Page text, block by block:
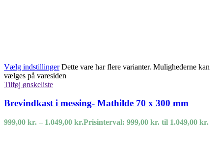
Vælg indstillinger Dette vare har flere varianter. Mulighederne kan
vælges på varesiden
Tilføj ønskeliste
Brevindkast i messing- Mathilde 70 x 300 mm
999,00 kr. – 1.049,00 kr.Prisinterval: 999,00 kr. til 1.049,00 kr.